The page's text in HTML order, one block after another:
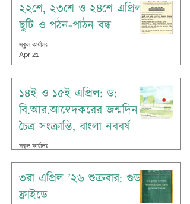
২২শে, ২৩শে ও ২৪শে এপ্রিল:
ছুটি ও পঠন-পাঠন বন্ধ
স্কুল কার্যালয়
Apr 21
১৪ই ও ১৫ই এপ্রিল: ড:
বি.আর.আম্বেদকরের জন্মদিন
চৈত্র সংক্রান্তি, বাংলা নববর্ষ
স্কুল কার্যালয়
৩রা এপ্রিল ’২৬ শুক্রবার: গুড
ফ্রাইডে